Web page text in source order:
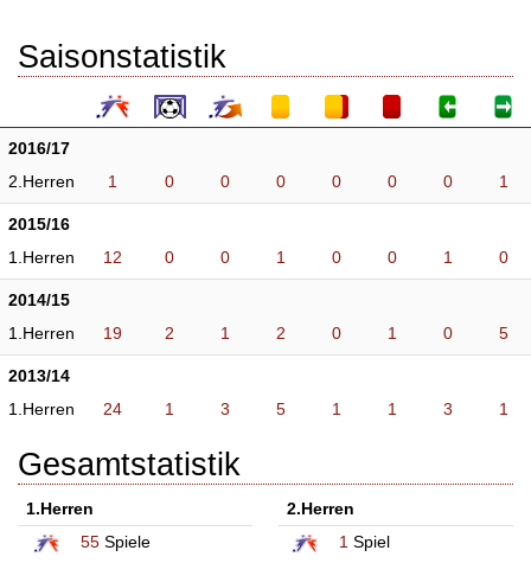
Saisonstatistik
2016/17
2.Herren
1 0 0 0 0 0 0 1
2015/16
1.Herren
12 0 0 1 0 0 1 0
2014/15
1.Herren
19 2 1 2 0 1 0 5
2013/14
1.Herren
24 1 3 5 1 1 3 1
Gesamtstatistik
1.Herren
55 Spiele
2.Herren
1 Spiel